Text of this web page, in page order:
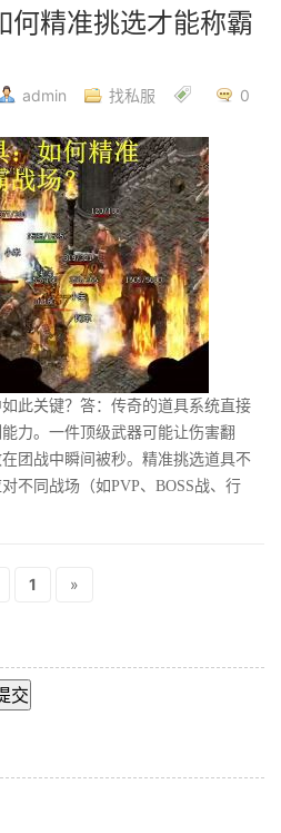
何精准挑选才能称霸
admin 找私服
0
此关键？答：传奇的道具系统直接
力。一件顶级武器可能让伤害翻
团战中瞬间被秒。精准挑选道具不
不同战场（如PVP、BOSS战、行
1 »